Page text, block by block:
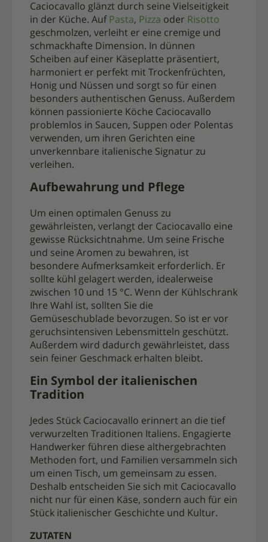
Caciocavallo glänzt durch seine Vielseitigkeit
in der Küche. Auf Pasta, Pizza oder Risotto
geschmolzen, verleiht er eine cremige und
schmackhafte Dimension. In dünnen
Scheiben auf einer Käseplatte präsentiert,
harmoniert er perfekt mit Trockenfrüchten,
Honig und Nüssen und sorgt so für einen
besonders authentischen Genuss. Außerdem
können passionierte Köche Caciocavallo
problemlos in Saucen, Suppen oder Polentas
verwenden, um ihren Gerichten eine
unverkennbare italienische Signatur zu
verleihen.
Aufbewahrung und Pflege
Um einen optimalen Genuss zu
gewährleisten, verlangt der Caciocavallo eine
gewisse Rücksichtnahme. Um seine Frische
und seine Aromen zu bewahren, ist
besondere Aufmerksamkeit erforderlich. Er
sollte kühl gelagert werden, idealerweise
zwischen 10 und 15 °C. Wenn der Kühlschrank
Ihre Wahl ist, sollten Sie die
Gemüseschublade bevorzugen. So ist er vor
geruchsintensiven Lebensmitteln geschützt.
Außerdem wird dadurch gewährleistet, dass
sein feiner Geschmack erhalten bleibt.
Ein Symbol der italienischen
Tradition
Jedes Stück Caciocavallo erinnert an die tief
verwurzelten Traditionen Italiens. Engagierte
Handwerker führen diese althergebrachten
Methoden fort, und Familien versammeln sich
um einen Tisch, um gemeinsam zu essen.
Deshalb entscheiden Sie sich mit Caciocavallo
nicht nur für einen Käse, sondern auch für ein
Stück italienischer Geschichte und Kultur.
ZUTATEN